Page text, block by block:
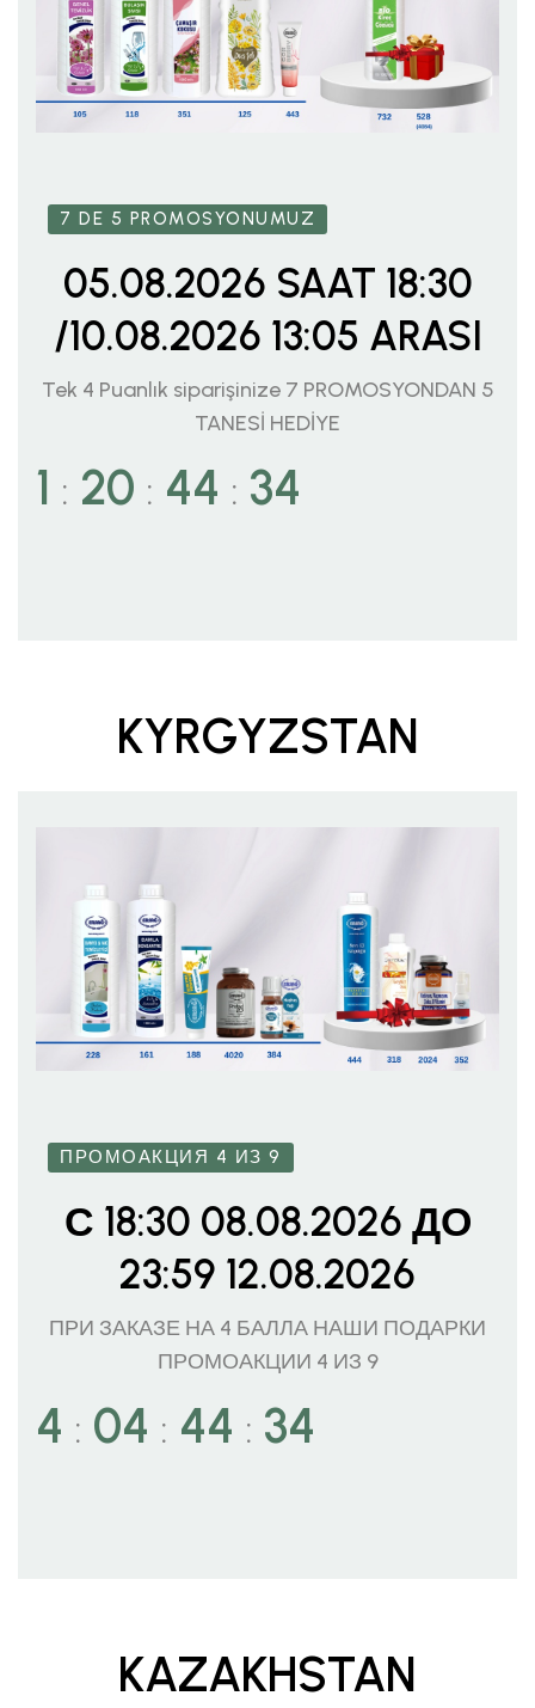
7 DE 5 PROMOSYONUMUZ
05.08.2026 SAAT 18:30
/10.08.2026 13:05 ARASI
Tek 4 Puanlık siparişinize 7 PROMOSYONDAN 5
TANESİ HEDİYE
1 : 20 : 44 : 32
KYRGYZSTAN
ПРОМОАКЦИЯ 4 ИЗ 9
С 18:30 08.08.2026 ДО
23:59 12.08.2026
ПРИ ЗАКАЗЕ НА 4 БАЛЛА НАШИ ПОДАРКИ
ПРОМОАКЦИИ 4 ИЗ 9
4 : 04 : 44 : 32
KAZAKHSTAN